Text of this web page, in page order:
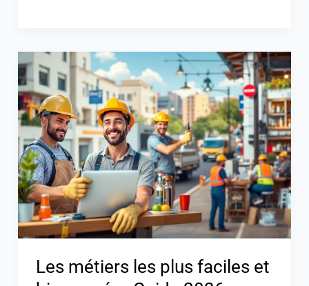
Les métiers les plus faciles et
Les
métiers
les
plus
faciles
et
bien
payés
:
Guide